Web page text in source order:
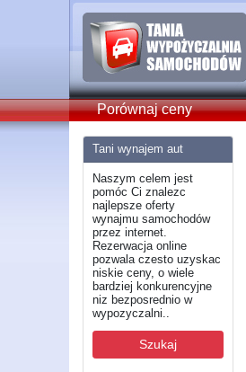
Porównaj ceny
Tani wynajem aut
Naszym celem jest
pomóc Ci znalezc
najlepsze oferty
wynajmu samochodów
przez internet.
Rezerwacja online
pozwala czesto uzyskac
niskie ceny, o wiele
bardziej konkurencyjne
niz bezposrednio w
wypozyczalni..
Szukaj